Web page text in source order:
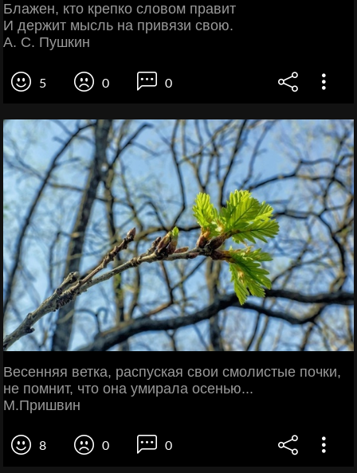
Блажен, кто крепко словом правит
И держит мысль на привязи свою.
А. С. Пушкин
5 0 0
Весенняя ветка, распуская свои смолистые почки,
не помнит, что она умирала осенью...
М.Пришвин
8 0 0